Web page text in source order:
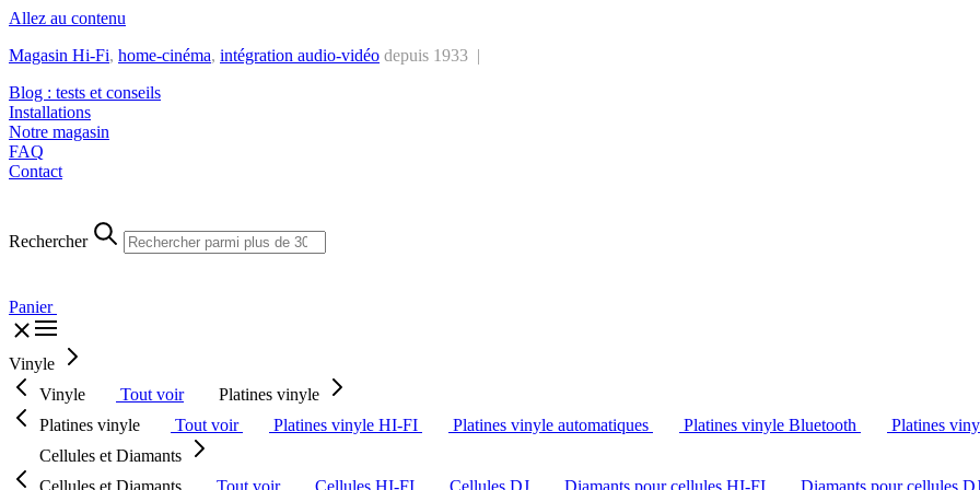
Allez au contenu
Magasin Hi-Fi, home-cinéma, intégration audio-vidéo depuis 1933 |
Blog : tests et conseils
Installations
Notre magasin
FAQ
Contact
Rechercher
Panier
Vinyle
Vinyle
Tout voir
Platines vinyle
Platines vinyle
Tout voir Platines vinyle HI-FI Platines vinyle automatiques Platines vinyle Bluetooth
Platines
Cellules et Diamants
Cellules et Diamants
Tout voir Cellules HI-FI Cellules DJ Diamants pour cellules HI-FI
Diamants pour cellules